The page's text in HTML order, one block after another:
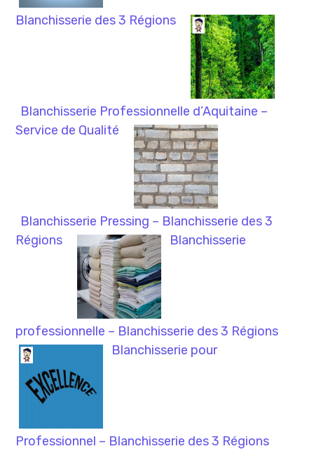
Blanchisserie des 3 Régions
Blanchisserie Professionnelle d’Aquitaine –
Service de Qualité
Blanchisserie Pressing – Blanchisserie des 3
Régions
Blanchisserie
professionnelle – Blanchisserie des 3 Régions
Blanchisserie pour
Professionnel – Blanchisserie des 3 Régions